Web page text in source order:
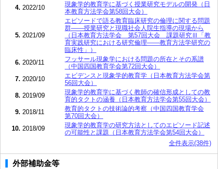
4. 2022/10
現象学的教育学に基づく授業研究モデルの開発（日
本教育方法学会第58回大会）
5. 2021/09
エピソードで語る教育臨床研究の倫理に関する問題
群――授業研究と現職社会人院生指導の現場から
（日本教育方法学会 第57回大会 課題研究Ⅲ「教
育実践研究における研究倫理――教育方法学研究の
臨床性」）
6. 2020/11
フッサール現象学における問題の所在とその系譜
（中国四国教育学会第72回大会）
7. 2020/10
エビデンスと現象学的教育学（日本教育方法学会第
56回大会）
8. 2019/09
現象学的教育学に基づく教師の確信形成としての教
育的タクトの涵養（日本教育方法学会第55回大会）
9. 2018/11
教育的タクトの技術論的考察（中国四国教育学会
第70回大会）
10. 2018/09
現象学的教育学の研究方法としてのエピソード記述
の可能性と課題（日本教育方法学会第54回大会）
全件表示(38件)
外部補助金等